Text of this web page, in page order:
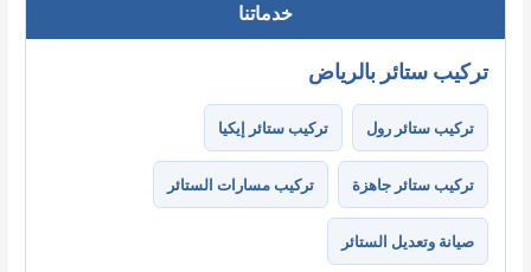
خدماتنا
تركيب ستائر بالرياض
تركيب ستائر رول تركيب ستائر إيكيا
تركيب ستائر جاهزة تركيب مسارات الستائر
صيانة وتعديل الستائر